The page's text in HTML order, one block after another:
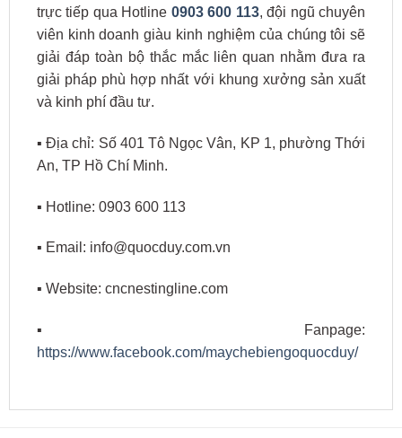
trực tiếp qua Hotline 0903 600 113, đội ngũ chuyên
viên kinh doanh giàu kinh nghiệm của chúng tôi sẽ
giải đáp toàn bộ thắc mắc liên quan nhằm đưa ra
giải pháp phù hợp nhất với khung xưởng sản xuất
và kinh phí đầu tư.
▪️ Địa chỉ: Số 401 Tô Ngọc Vân, KP 1, phường Thới
An, TP Hồ Chí Minh.
▪️ Hotline: 0903 600 113
▪️ Email: info@quocduy.com.vn
▪️ Website: cncnestingline.com
▪️ Fanpage:
https://www.facebook.com/maychebiengoquocduy/